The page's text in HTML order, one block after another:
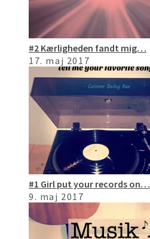
#2 Kærligheden fandt mig…
17. maj 2017
#1 Girl put your records on…
9. maj 2017